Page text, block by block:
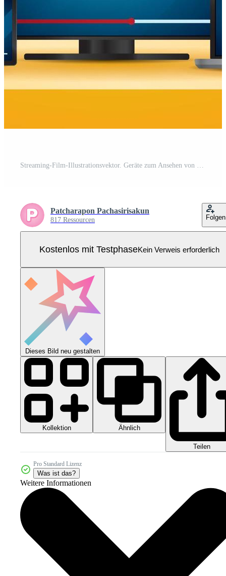
Streaming-Film-Illustrationsvektor. Geräte zum Ansehen von Online-Filmen mit Filmhintergrund. Pro Vektor
Patcharapon Pachasirisakun
817 Ressourcen Folgen
Kostenlos mit TestphaseKein Verweis erforderlich
Dieses Bild neu gestalten
Kollektion Ähnlich
Teilen
Pro Standard Lizenz
Was ist das?
Weitere Informationen